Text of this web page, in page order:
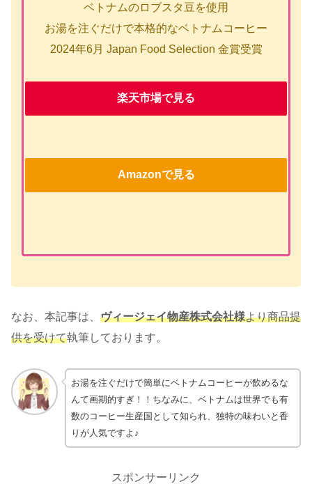
ベトナムのロブスタ豆を使用
お湯を注ぐだけで本格的なベトナムコーヒー
2024年6月 Japan Food Selection 金賞受賞
楽天市場で見る
Amazonで見る
なお、本記事は、 ヴィージェイ物産株式会社様より商品提
供を受けて執筆しております。
お湯を注ぐだけで簡単にベトナムコーヒーが飲めるな
んて画期的すぎ！！ちなみに、ベトナムは世界でも有
数のコーヒー生産国として知られ、独特の味わいと香
りが人気ですよ♪
スポンサーリンク